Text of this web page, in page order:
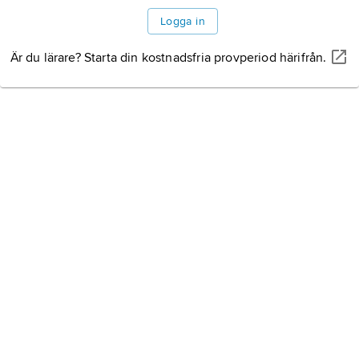
Logga in
Är du lärare? Starta din kostnadsfria provperiod härifrån.